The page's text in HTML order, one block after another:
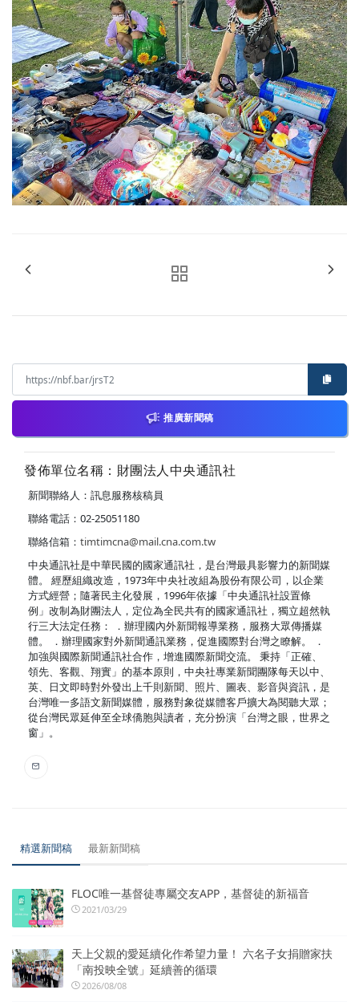
推廣新聞稿
發佈單位名稱：財團法人中央通訊社
新聞聯絡人：訊息服務核稿員
聯絡電話：02-25051180
聯絡信箱： timtimcna@mail.cna.com.tw
中央通訊社是中華民國的國家通訊社，是台灣最具影響力的新聞媒
體。 經歷組織改造，1973年中央社改組為股份有限公司，以企業
方式經營；隨著民主化發展，1996年依據「中央通訊社設置條
例」改制為財團法人，定位為全民共有的國家通訊社，獨立超然執
行三大法定任務： ．辦理國內外新聞報導業務，服務大眾傳播媒
體。 ．辦理國家對外新聞通訊業務，促進國際對台灣之瞭解。 ．
加強與國際新聞通訊社合作，增進國際新聞交流。 秉持「正確、
領先、客觀、翔實」的基本原則，中央社專業新聞團隊每天以中、
英、日文即時對外發出上千則新聞、照片、圖表、影音與資訊，是
台灣唯一多語文新聞媒體，服務對象從媒體客戶擴大為閱聽大眾；
從台灣民眾延伸至全球僑胞與讀者，充分扮演「台灣之眼，世界之
窗」。
精選新聞稿 最新新聞稿
FLOC唯一基督徒專屬交友APP，基督徒的新福音
2021/03/29
天上父親的愛延續化作希望力量！ 六名子女捐贈家扶
「南投映全號」延續善的循環
2026/08/08